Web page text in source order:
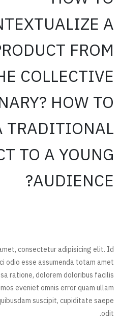
A
FROM
COLLECTIVE
HOW TO
TRADITIONAL
TO A YOUNG
AUDIENCE?
consectetur adipisicing elit. Id
odio esse assumenda totam amet
ratione, dolorem doloribus facilis
eveniet omnis error quam ullam
suscipit, cupiditate saepe
odit.